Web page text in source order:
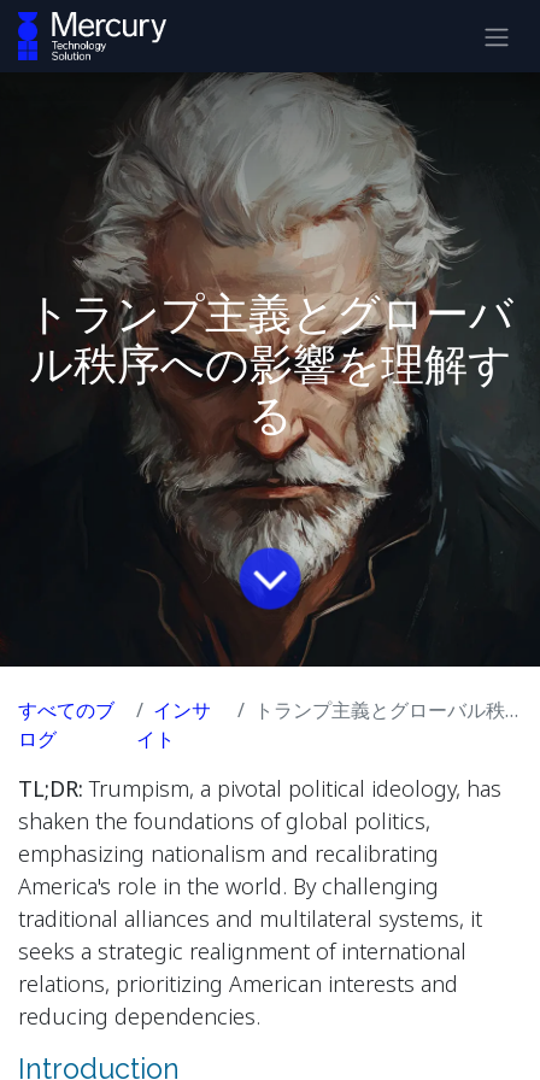
トランプ主義とグローバ
ル秩序への影響を理解す
る
すべてのブ
ログ
インサ
イト
トランプ主義とグローバル秩序への影響を理解する
TL;DR: Trumpism, a pivotal political ideology, has
shaken the foundations of global politics,
emphasizing nationalism and recalibrating
America's role in the world. By challenging
traditional alliances and multilateral systems, it
seeks a strategic realignment of international
relations, prioritizing American interests and
reducing dependencies.
Introduction